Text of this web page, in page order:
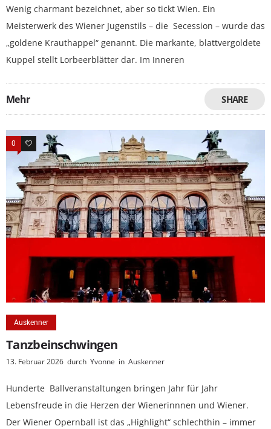
Wenig charmant bezeichnet, aber so tickt Wien. Ein
Meisterwerk des Wiener Jugenstils – die Secession – wurde das
„goldene Krauthappel“ genannt. Die markante, blattvergoldete
Kuppel stellt Lorbeerblätter dar. Im Inneren
Mehr SHARE
0 0
Auskenner
Tanzbeinschwingen
13. Februar 2026 durch Yvonne in Auskenner
Hunderte Ballveranstaltungen bringen Jahr für Jahr
Lebensfreude in die Herzen der Wienerinnnen und Wiener.
Der Wiener Opernball ist das „Highlight“ schlechthin – immer